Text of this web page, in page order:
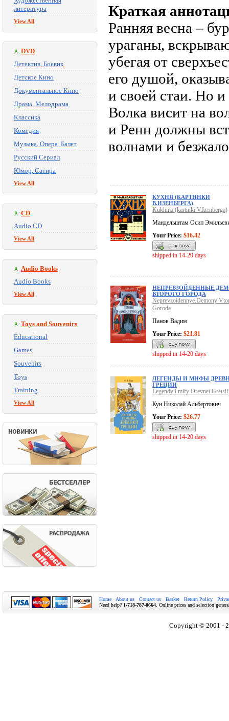
литература
View All
DVD
Детектив, Боевик
Детское Кино
Документальное Кино
Драма. Мелодрама
Классика
Комедия
Музыка. Опера. Балет
Русский Сериал
Юмор, Сатира
View All
CD
Audio CD
View All
Audio Books
Audio Books
View All
Toys and Souvenirs
Educational
Games
Souvenirs
Toys
Training
View All
Краткая
Ранняя весна –
ураганы,
убегая от
его душой,
и своей стаи. Но
Волка висит на
и Ренн должны
волнами и
КУХНЯ (КАРТИНКИ
В.ИЗЕНБЕРГА)
Kukhnia (kartinki V.Izenberga)
Мандельштам Осип
Your Price: $16.42
shipped in 14-20 days
ВТОРОГО ГОРОДА
Neprevzoidennye.Demony
Goroda
Панов Вадим
Your Price: $21.81
shipped in 14-20 days
ЛЕГЕНДЫ И МИФЫ
ГРЕЦИИ
Legendy i mify Drevnei Gretsii
Кун Николай Альбертович
Your Price: $26.77
shipped in 14-20 days
Home About us Contact us Basket Return Policy
Need help? 1-718-787-0664 . Online prices and selection
Copyright © 2001 -